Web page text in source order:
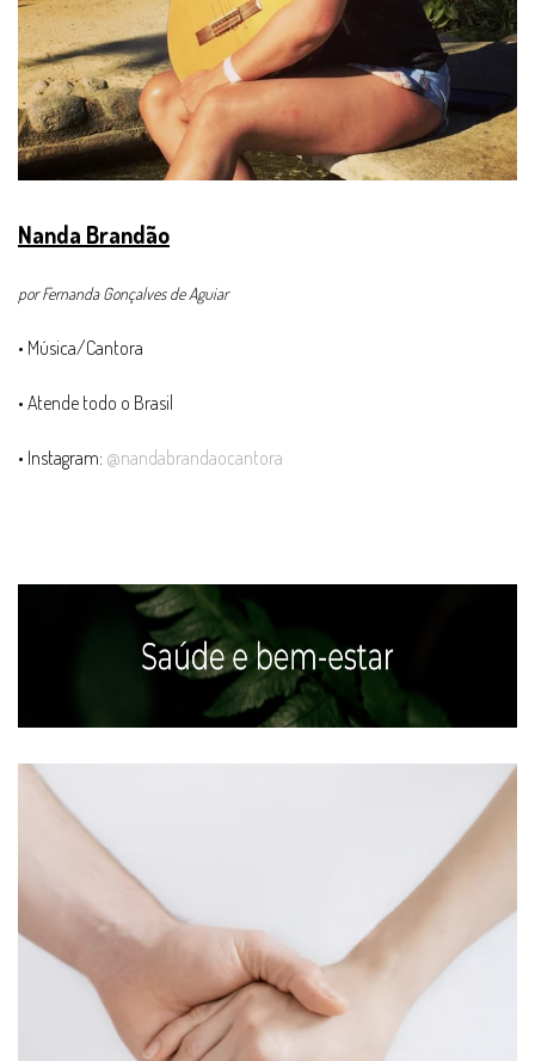
Nanda Brandão
por Fernanda Gonçalves de Aguiar
• Música/Cantora
• Atende todo o Brasil
• Instagram: @nandabrandaocantora